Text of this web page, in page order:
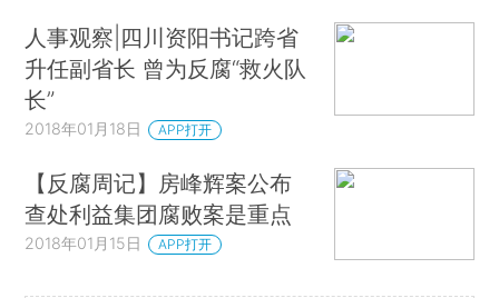
人事观察|四川资阳书记跨省
升任副省长 曾为反腐“救火队
长”
2018年01月18日 APP打开
【反腐周记】房峰辉案公布
查处利益集团腐败案是重点
2018年01月15日 APP打开